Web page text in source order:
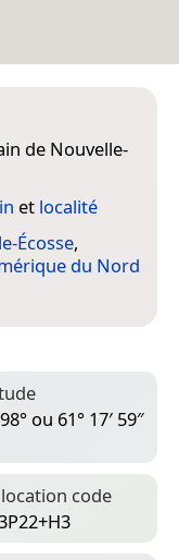
de Nouvelle-
et localité
Écosse,
du Nord
ou 61° 17′ 59″
code